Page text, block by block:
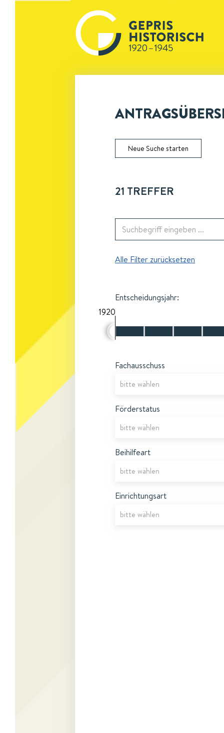
Neue Suche starten
21 TREFFER
Alle Filter zurücksetzen
Entscheidungsjahr:
1920
Fachausschuss
Förderstatus
Beihilfeart
Einrichtungsart